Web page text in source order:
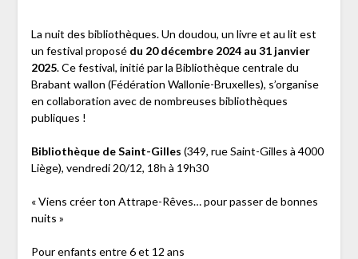
La nuit des bibliothèques. Un doudou, un livre et au lit est
un festival proposé du 20 décembre 2024 au 31 janvier
2025. Ce festival, initié par la Bibliothèque centrale du
Brabant wallon (Fédération Wallonie-Bruxelles), s’organise
en collaboration avec de nombreuses bibliothèques
publiques !
Bibliothèque de Saint-Gilles (349, rue Saint-Gilles à 4000
Liège), vendredi 20/12, 18h à 19h30
« Viens créer ton Attrape-Rêves… pour passer de bonnes
nuits »
Pour enfants entre 6 et 12 ans